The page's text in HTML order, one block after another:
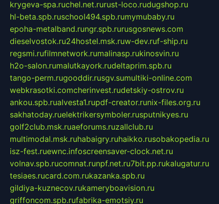
krygeva-spa.ruchel.net.rurust-loco.rudugshop.ru
hl-beta.spb.ruschool494.spb.rumymubaby.ru
epoha-metalband.rungr.spb.rurusgosnews.com
dieselvostok.ru24hostel.msk.ruw-dev.ruf-ship.ru
regsmi.rufilmnetwork.rumalinasp.rukinosvin.ru
h2o-salon.rumalutkayork.rudeltaprim.spb.ru
tango-perm.rugooddir.rusgv.sumultiki-online.com
webkrasotki.comcherinvest.rudetskiy-ostrov.ru
ankou.spb.rualvesta1.rupdf-creator.runix-files.org.ru
sakhatoday.ruelektrikersymboler.rusputnikyes.ru
golf2club.msk.ruaeforums.ruzallclub.ru
multimodal.msk.ruhabaigry.ruhaikko.rusobakopedia.ru
isz-fest.ruewnc.infoscreensaver-clock.net.ru
volnav.spb.rucomnat.runpf.net.ru7bit.pp.rukalugatur.ru
tesiaes.rucard.com.rukazanka.spb.ru
gildiya-kuznecov.rukameryboavision.ru
griffoncom.spb.rufabrika-emotsiy.ru